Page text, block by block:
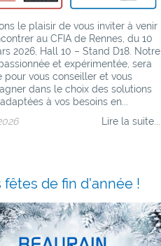
le plaisir de vous inviter à venir
au CFIA de Rennes, du 10
2026, Hall 10 – Stand D18. Notre
et expérimentée, sera
pour vous conseiller et vous
dans le choix des solutions
à vos besoins en...
Lire la suite...
fêtes de fin d'année !